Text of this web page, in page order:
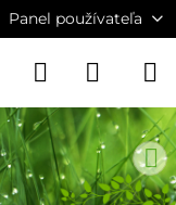
Panel používateľa